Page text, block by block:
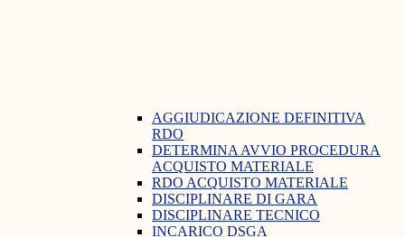
AGGIUDICAZIONE DEFINITIVA
RDO
DETERMINA AVVIO PROCEDURA
ACQUISTO MATERIALE
RDO ACQUISTO MATERIALE
DISCIPLINARE DI GARA
DISCIPLINARE TECNICO
INCARICO DSGA